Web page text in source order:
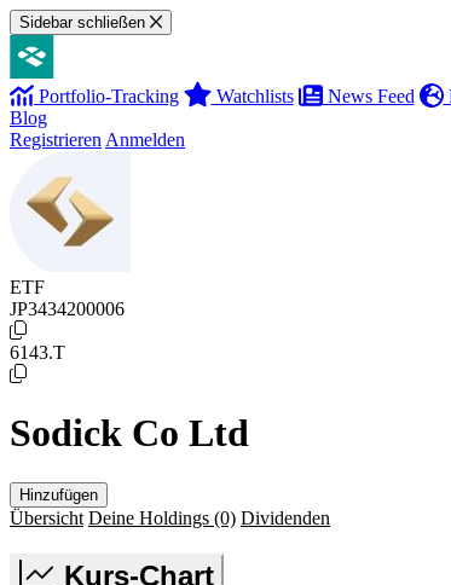
Sidebar schließen
Portfolio-Tracking Watchlists News Feed
Blog
Registrieren Anmelden
ETF
JP3434200006
6143.T
Sodick Co Ltd
Hinzufügen
Übersicht Deine Holdings (0) Dividenden
Kurs-Chart